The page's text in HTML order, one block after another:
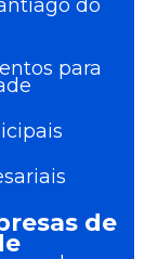
do
para
de